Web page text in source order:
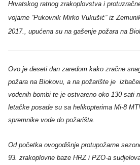
Hrvatskog ratnog zrakoplovstva i
vojarne “Pukovnik Mirko Vukušić” iz
2017., upućena su na gašenje požara na
Ovo je deseti dan zaredom kako zračne
požara na Biokovu, a na požarište je
vodenih bombi te je ostvareno oko 130 sati
letačke posade su sa helikopterima Mi-8
spremnike vode do požarišta.
Od početka ovogodišnje protupožarne
93. zrakoplovne baze HRZ i PZO-a